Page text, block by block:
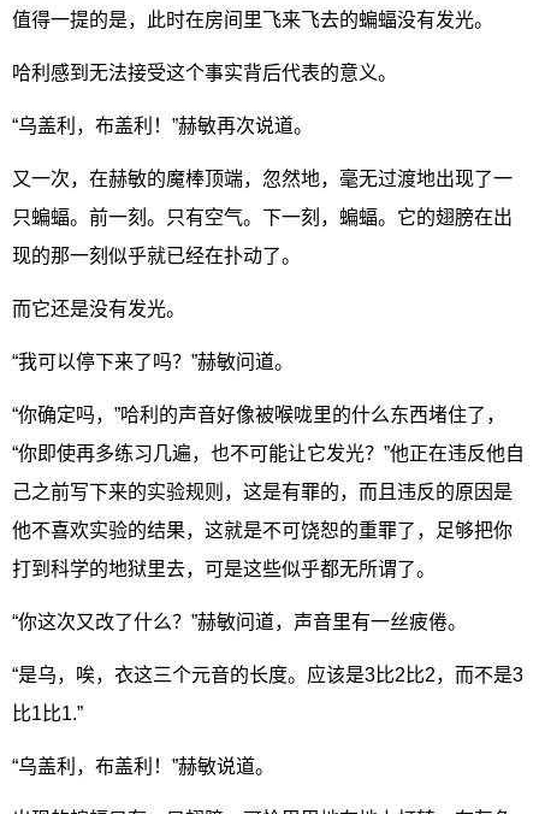
值得一提的是，此时在房间里飞来飞去的蝙蝠没有发光。
哈利感到无法接受这个事实背后代表的意义。
“乌盖利，布盖利！”赫敏再次说道。
又一次，在赫敏的魔棒顶端，忽然地，毫无过渡地出现了一
只蝙蝠。前一刻。只有空气。下一刻，蝙蝠。它的翅膀在出
现的那一刻似乎就已经在扑动了。
而它还是没有发光。
“我可以停下来了吗？”赫敏问道。
“你确定吗，”哈利的声音好像被喉咙里的什么东西堵住了，
“你即使再多练习几遍，也不可能让它发光？”他正在违反他自
己之前写下来的实验规则，这是有罪的，而且违反的原因是
他不喜欢实验的结果，这就是不可饶恕的重罪了，足够把你
打到科学的地狱里去，可是这些似乎都无所谓了。
“你这次又改了什么？”赫敏问道，声音里有一丝疲倦。
“是乌，唉，衣这三个元音的长度。应该是3比2比2，而不是3
比1比1.”
“乌盖利，布盖利！”赫敏说道。